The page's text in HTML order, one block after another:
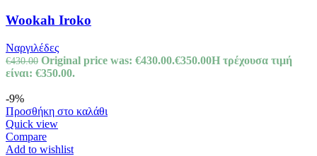
Wookah Iroko
Ναργιλέδες
€430.00 Original price was: €430.00.€350.00Η τρέχουσα τιμή
είναι: €350.00.
-9%
Προσθήκη στο καλάθι
Quick view
Compare
Add to wishlist